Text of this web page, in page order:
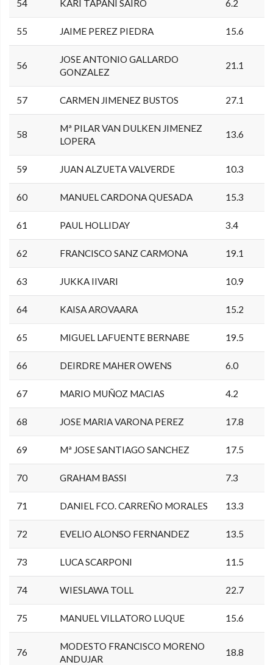
54 KARI TAPANI SAIRO 6.2
55 JAIME PEREZ PIEDRA 15.6
56
JOSE ANTONIO GALLARDO
GONZALEZ
21.1
57 CARMEN JIMENEZ BUSTOS 27.1
58
Mª PILAR VAN DULKEN JIMENEZ
LOPERA
13.6
59 JUAN ALZUETA VALVERDE 10.3
60 MANUEL CARDONA QUESADA 15.3
61 PAUL HOLLIDAY 3.4
62 FRANCISCO SANZ CARMONA 19.1
63 JUKKA IIVARI 10.9
64 KAISA AROVAARA 15.2
65 MIGUEL LAFUENTE BERNABE 19.5
66 DEIRDRE MAHER OWENS 6.0
67 MARIO MUÑOZ MACIAS 4.2
68 JOSE MARIA VARONA PEREZ 17.8
69 Mª JOSE SANTIAGO SANCHEZ 17.5
70 GRAHAM BASSI 7.3
71 DANIEL FCO. CARREÑO MORALES 13.3
72 EVELIO ALONSO FERNANDEZ 13.5
73 LUCA SCARPONI 11.5
74 WIESLAWA TOLL 22.7
75 MANUEL VILLATORO LUQUE 15.6
76
MODESTO FRANCISCO MORENO
ANDUJAR
18.8